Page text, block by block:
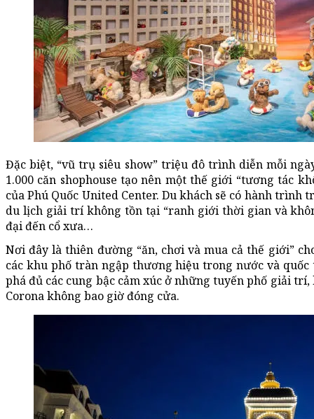
Đặc biệt, “vũ trụ siêu show” triệu đô trình diễn mỗi
1.000 căn shophouse tạo nên một thế giới “tương tác
của Phú Quốc United Center. Du khách sẽ có hành
du lịch giải trí không tồn tại “ranh giới thời gian và
đại đến cổ xưa…
Nơi đây là thiên đường “ăn, chơi và mua cả thế giới”
các khu phố tràn ngập thương hiệu trong nước và
phá đủ các cung bậc cảm xúc ở những tuyến phố giải
Corona không bao giờ đóng cửa.